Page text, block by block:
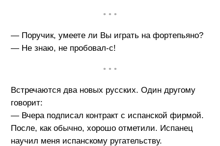
• • •
— Поручик, умеете ли Вы играть на фортепьяно?
— Не знаю, не пробовал-с!
• • •
Встречаются два новых русских. Один другому
говорит:
— Вчера подписал контракт с испанской фирмой.
После, как обычно, хорошо отметили. Испанец
научил меня испанскому ругательству.